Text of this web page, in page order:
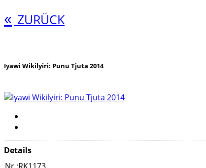
« ZURÜCK
Iyawi Wikilyiri: Punu Tjuta 2014
Details